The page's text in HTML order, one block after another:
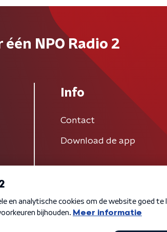
één NPO Radio 2
Info
Contact
Download de app